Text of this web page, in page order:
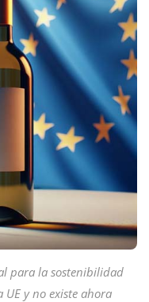
para la sostenibilidad
y no existe ahora